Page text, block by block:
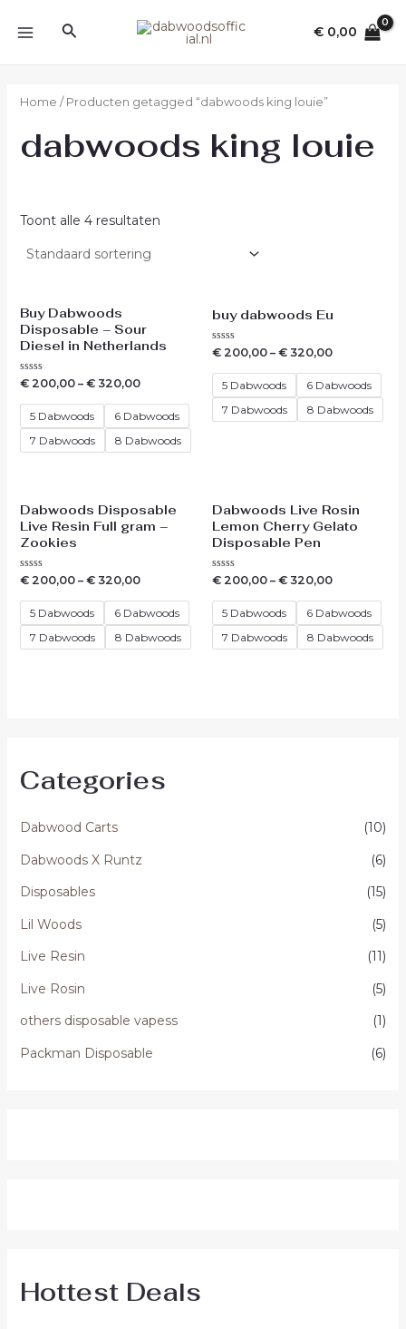
naar
Zoeken € 0,00
Categories
Dabwood Carts
(10)
Dabwoods X Runtz
(6)
Disposables
(15)
Lil Woods
(5)
Live Resin
(11)
Live Rosin
(5)
others disposable vapess
(1)
Packman Disposable
(6)
Hottest Deals
Home / Producten getagged “dabwoods king louie”
dabwoods king louie
Toont alle 4 resultaten
Buy Dabwoods
Disposable – Sour
Diesel in Netherlands
Waardering
uit
€200,00– €320,00
5 Dabwoods
6 Dabwoods
7 Dabwoods
8 Dabwoods
buy dabwoods Eu
Waardering
uit
€ 200,00 – € 320,00
5 Dabwoods
6 Dabwoods
7 Dabwoods
8 Dabwoods
Dabwoods Disposable
Live Resin Full gram –
Zookies
Waardering
uit
€200,00– €320,00
5 Dabwoods
6 Dabwoods
7 Dabwoods
8 Dabwoods
Dabwoods Live Rosin
Lemon Cherry Gelato
Disposable Pen
Waardering
uit
€ 200,00 – € 320,00
5 Dabwoods
6 Dabwoods
7 Dabwoods
8 Dabwoods